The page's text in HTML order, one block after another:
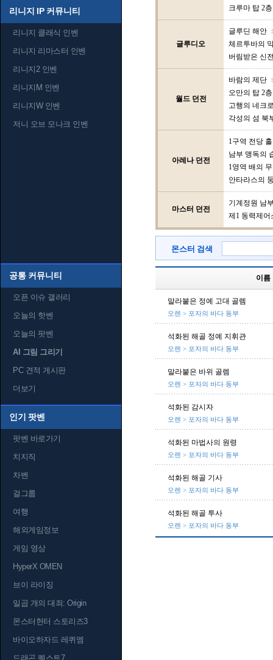
리니지 IP 커뮤니티
리니지 클래식 인벤
리니지 리마스터 인벤
리니지2 인벤
리니지M 인벤
리니지W 인벤
저니 오브 모나크 인벤
공통 커뮤니티
오픈 이슈 갤러리
오늘의 핫벤
오늘의 팟벤
AI 그림 그리기
PC 견적 게시판
더보기
인기 팟벤
팟벤 바로가기
치지직
차벤
걸그룹
여행
해외게임정보
게임 영상
HyperX OMEN
브이 라이징
일곱 개의 대죄: Origin
몬스터헌터 스토리즈3
바이오하자드 레퀴엠
드래곤 퀘스트7
크루마 탑 2층
글루디오
글루딘 해안
체르투바의
버림받은 신
월드 던전
바람의 제단
오만의 탑 2층
고행의 네크
각성의 섬 북
아레나 던전
1구역 전당 홀
남부 맹독의
1영역 배의
안타라스의
마스터 던전
기계정원 남
제1 동력제어
몬스터 검색
이름
말라붙은 정예 고대 골렘
오렌 > 포자의 바다 동부
석화된 해골 정예 지휘관
오렌 > 포자의 바다 동부
말라붙은 바위 골렘
오렌 > 포자의 바다 동부
석화된 감시자
오렌 > 포자의 바다 동부
석화된 마법사의 원령
오렌 > 포자의 바다 동부
석화된 해골 기사
오렌 > 포자의 바다 동부
석화된 해골 투사
오렌 > 포자의 바다 동부